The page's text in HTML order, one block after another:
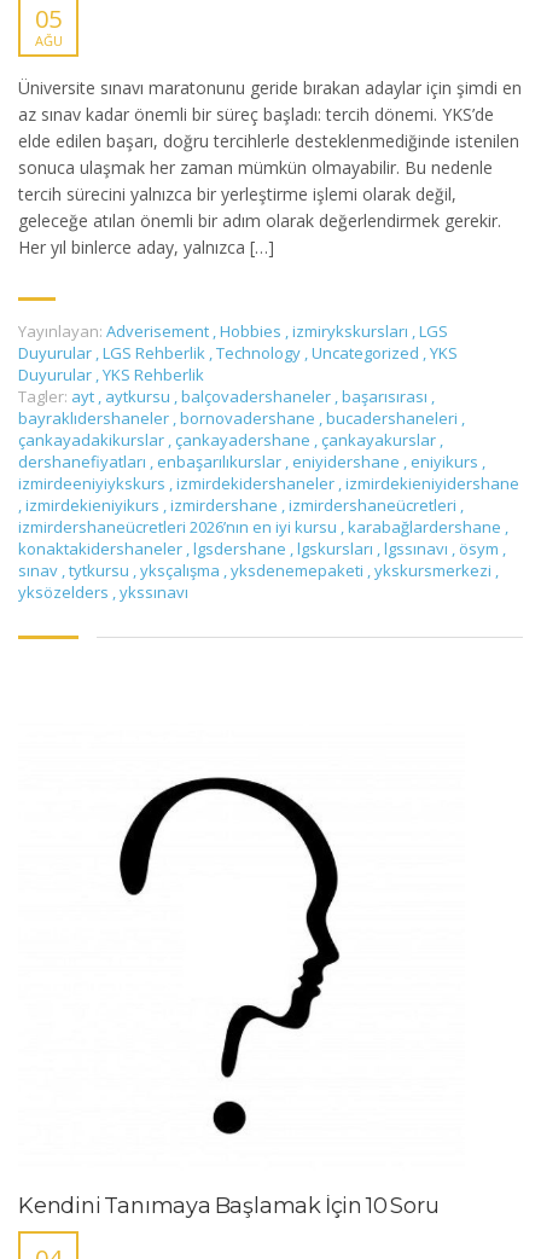
05
AĞU
Üniversite sınavı maratonunu geride bırakan adaylar için şimdi en
az sınav kadar önemli bir süreç başladı: tercih dönemi. YKS’de
elde edilen başarı, doğru tercihlerle desteklenmediğinde istenilen
sonuca ulaşmak her zaman mümkün olmayabilir. Bu nedenle
tercih sürecini yalnızca bir yerleştirme işlemi olarak değil,
geleceğe atılan önemli bir adım olarak değerlendirmek gerekir.
Her yıl binlerce aday, yalnızca […]
Yayınlayan: Adverisement ,Hobbies ,izmirykskursları ,LGS
Duyurular ,LGS Rehberlik ,Technology ,Uncategorized ,YKS
Duyurular ,YKS Rehberlik
Tagler: ayt , aytkursu ,balçovadershaneler ,başarısırası ,
bayraklıdershaneler ,bornovadershane ,bucadershaneleri ,
çankayadakikurslar , çankayadershane , çankayakurslar ,
dershanefiyatları , enbaşarılıkurslar , eniyidershane , eniyikurs ,
izmirdeeniyiykskurs ,izmirdekidershaneler ,izmirdekieniyidershane
,izmirdekieniyikurs ,izmirdershane ,izmirdershaneücretleri ,
izmirdershaneücretleri 2026’nın en iyi kursu ,karabağlardershane ,
konaktakidershaneler ,lgsdershane ,lgskursları ,lgssınavı , ösym ,
sınav ,tytkursu ,yksçalışma ,yksdenemepaketi ,ykskursmerkezi ,
yksözelders ,ykssınavı
Kendini Tanımaya Başlamak İçin 10 Soru